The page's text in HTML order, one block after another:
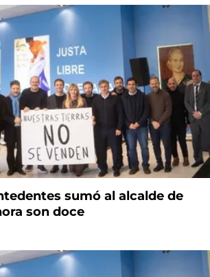
sumó al alcalde de
son doce